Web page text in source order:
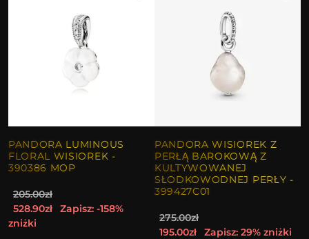
PANDORA LUMINOUS
FLORAL WISIOREK -
390386 MOP
205.00zł
528.90zł
Zapisz: -158%
zniżki
PANDORA WISIOREK Z
PERŁĄ BAROKOWĄ Z
KULTYWOWANEJ
SŁODKOWODNEJ PERŁY -
399427C01
275.00zł
195.00zł
Zapisz: 29% zniżki